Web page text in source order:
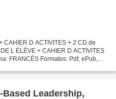
CAHIER D ACTIVITES + 2 CD de
L ÉLÈVE + CAHIER D ACTIVITES
FRANCÉS Formatos: Pdf, ePub,
Leadership,